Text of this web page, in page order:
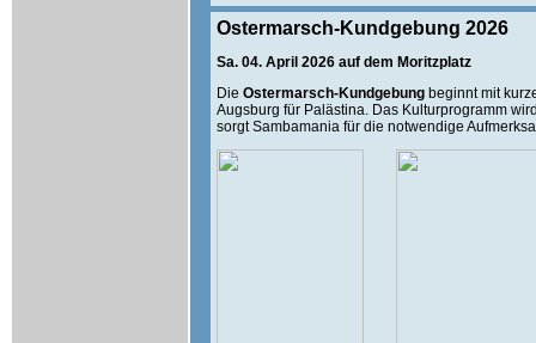
Ostermarsch-Kundgebung 2026
Sa. 04. April 2026 auf dem Moritzplatz
Die Ostermarsch-Kundgebung beginnt mit
Augsburg für Palästina. Das Kulturprogramm
sorgt Sambamania für die notwendige